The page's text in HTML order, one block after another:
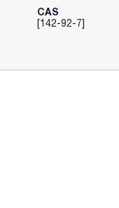
CAS
[142-92-7]